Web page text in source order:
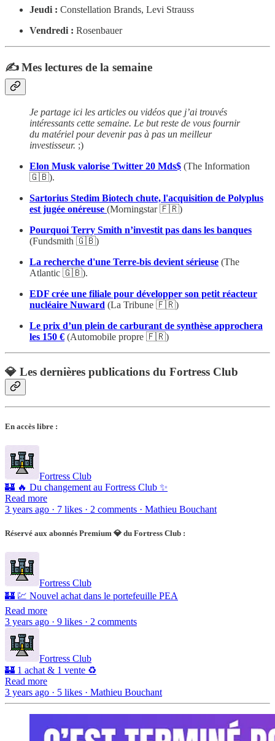
Jeudi : Constellation Brands, Levi Strauss
Vendredi : Rosenbauer
✍️ Mes lectures de la semaine
Je partage ici les articles ou vidéos que j’ai trouvés
intéressants cette semaine. Le but reste de vous fournir
du matériel pour devenir pas à pas un meilleur
investisseur. ;)
Elon Musk valorise Twitter 20 Mds$ (The Information
🇬🇧).
Sartorius Stedim Biotech chute, l'acquisition de Polyplus
est jugée onéreuse (Morningstar 🇫🇷)
Pourquoi Terry Smith n’investit pas dans les banques
(Fundsmith 🇬🇧)
La recherche d'une Terre-bis devient sérieuse (The
Atlantic 🇬🇧).
EDF crée une filiale pour développer son petit réacteur
nucléaire Nuward (La Tribune 🇫🇷)
Le prix d’un plein de carburant de synthèse approchera
les 150 € (Automobile propre 🇫🇷)
💎 Les dernières publications du Fortress Club
En accès libre :
Fortress Club
🏰 🔥 Du changement au Fortress Club ✨
Read more
3 years ago · 7 likes · 2 comments · Mathieu Bouchant
Réservé aux abonnés Premium 💎 du Fortress Club :
Fortress Club
🏰 💹 Nouvel achat dans le portefeuille PEA
Read more
3 years ago · 9 likes · 2 comments
Fortress Club
🏰 1 achat & 1 vente ♻️
Read more
3 years ago · 5 likes · Mathieu Bouchant